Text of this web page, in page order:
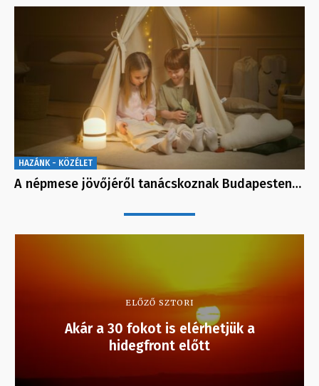
HAZÁNK - KÖZÉLET
A népmese jövőjéről tanácskoznak Budapesten…
ELŐZŐ SZTORI
Akár a 30 fokot is elérhetjük a
hidegfront előtt